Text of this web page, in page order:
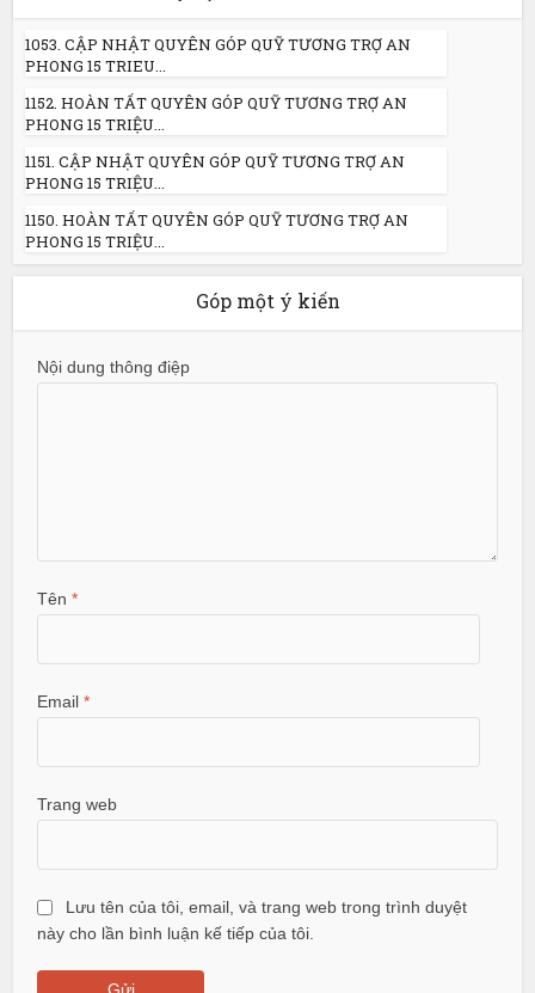
1053. CẬP NHẬT QUYÊN GÓP QUỸ TƯƠNG TRỢ AN
PHONG 15 TRIEU...
1152. HOÀN TẤT QUYÊN GÓP QUỸ TƯƠNG TRỢ AN
PHONG 15 TRIỆU...
1151. CẬP NHẬT QUYÊN GÓP QUỸ TƯƠNG TRỢ AN
PHONG 15 TRIỆU...
1150. HOÀN TẤT QUYÊN GÓP QUỸ TƯƠNG TRỢ AN
PHONG 15 TRIỆU...
Góp một ý kiến
Nội dung thông điệp
Tên*
Email*
Trang web
Lưu tên của tôi, email, và trang web trong trình duyệt
này cho lần bình luận kế tiếp của tôi.